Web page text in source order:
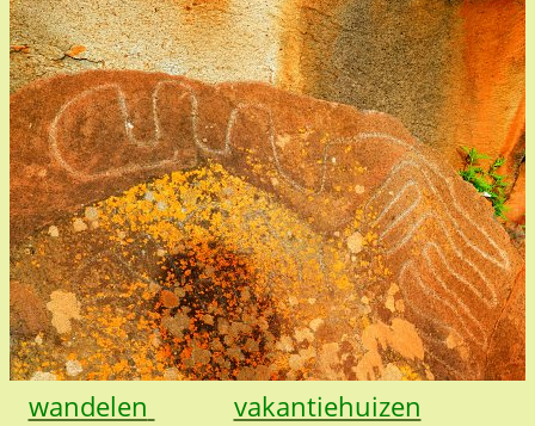
wandelen
vakantiehuizen